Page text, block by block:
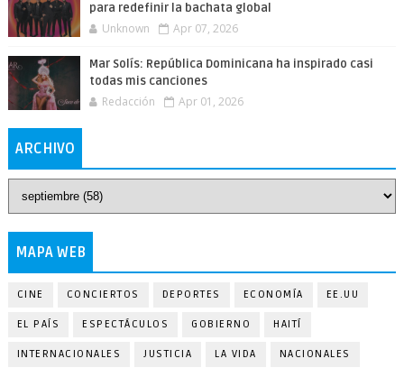
para redefinir la bachata global
Unknown Apr 07, 2026
Mar Solís: República Dominicana ha inspirado casi
todas mis canciones
Redacción Apr 01, 2026
ARCHIVO
MAPA WEB
CINE CONCIERTOS DEPORTES ECONOMÍA EE.UU
EL PAÍS ESPECTÁCULOS GOBIERNO HAITÍ
INTERNACIONALES JUSTICIA LA VIDA NACIONALES